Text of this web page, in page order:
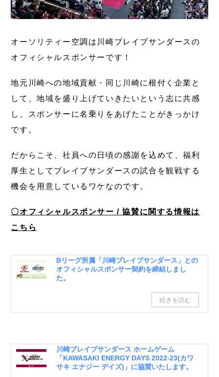
オーソリティー空調は川崎ブレイブサンダースの
オフィシャルスポンサーです！
地元川崎への地域貢献・同じ川崎に根付く企業と
して、地域を盛り上げていきたいという志に共感
し、スポンサーに名乗りをあげたことがきっかけ
です。
だからこそ、社員への日頃の感謝を込めて、福利
厚生としてブレイブサンダースの試合を観戦する
機会を用意しているワケなのです。
〇オフィシャルスポンサー / 協賛に関する情報は
こちら
Bリーグ所属「川崎ブレイブサンダース」との
オフィシャルスポンサー契約を締結しまし
た。
川崎ブレイブサンダース ホームゲーム
「KAWASAKI ENERGY DAYS 2022-23(カワ
サキ エナジー デイズ)」に協賛いたします。